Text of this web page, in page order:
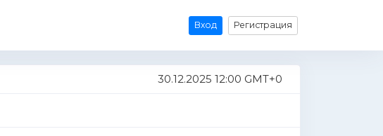
Вход Регистрация
30.12.2025 12:00 GMT+0